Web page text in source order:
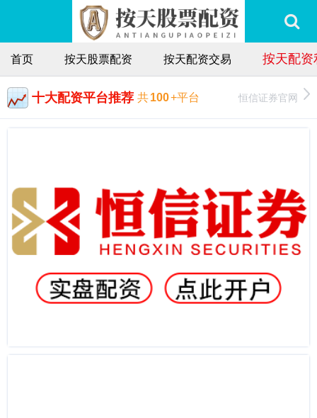
首页 按天股票配资 按天配资交易 按天配资
十大配资平台推荐 共100+平台 恒信证券官网